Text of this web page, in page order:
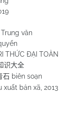
văn
THỨC ĐẠI TOÀN
识大全
石 biên soạn
xuất bản xã, 2013